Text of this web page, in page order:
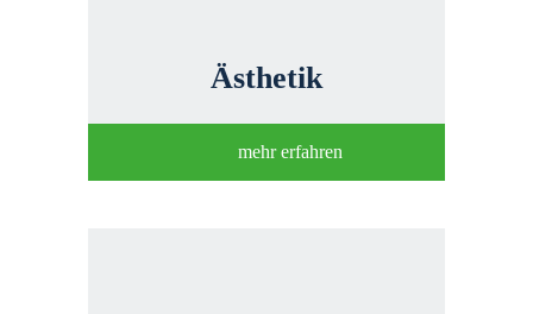
Ästhetik
mehr erfahren